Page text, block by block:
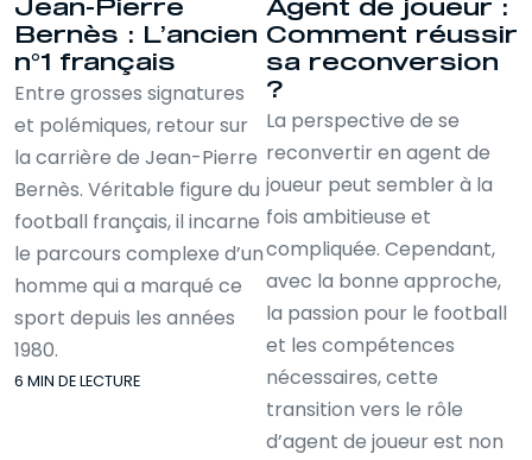
Jean-Pierre
Bernès : L’ancien
n°1 français
Entre grosses signatures
et polémiques, retour sur
la carrière de Jean-Pierre
Bernès. Véritable figure du
football français, il incarne
le parcours complexe d’un
homme qui a marqué ce
sport depuis les années
1980.
6 MIN DE LECTURE
Agent de joueur :
Comment réussir
sa reconversion
?
La perspective de se
reconvertir en agent de
joueur peut sembler à la
fois ambitieuse et
compliquée. Cependant,
avec la bonne approche,
la passion pour le football
et les compétences
nécessaires, cette
transition vers le rôle
d’agent de joueur est non